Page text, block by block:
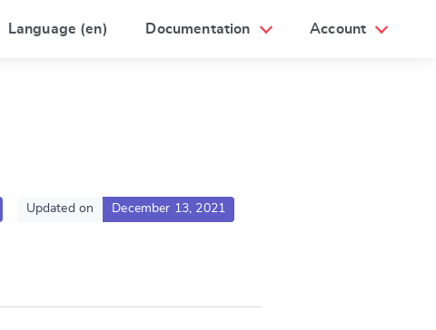
Language (en) Documentation Account
Updated on December 13, 2021